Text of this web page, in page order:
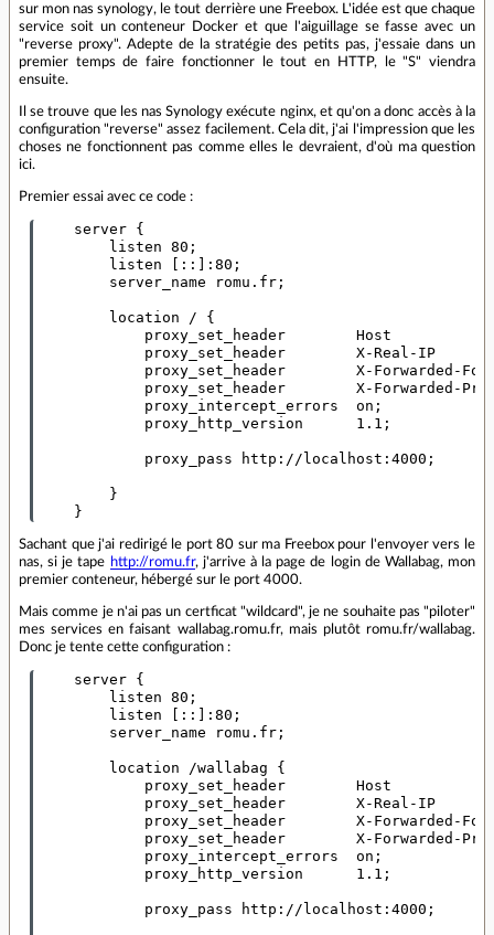
sur mon nas synology, le tout derrière une Freebox. L'idée est que chaque
service soit un conteneur Docker et que l'aiguillage se fasse avec un
"reverse proxy". Adepte de la stratégie des petits pas, j'essaie dans un
premier temps de faire fonctionner le tout en HTTP, le "S" viendra
ensuite.
Il se trouve que les nas Synology exécute nginx, et qu'on a donc accès à la
configuration "reverse" assez facilement. Cela dit, j'ai l'impression que les
choses ne fonctionnent pas comme elles le devraient, d'où ma question
ici.
Premier essai avec ce code :
    server {
        listen 80;
        listen [::]:80;
        server_name romu.fr;
        location / {
proxy_set_header        Host
proxy_set_header        X-Real-IP
proxy_set_header        X-Forwarded-
proxy_set_header        X-Forwarded-
            proxy_intercept_errors  on;
            proxy_http_version      1.1;
            proxy_pass http://localhost:4000;
        }
Sachant que j'ai redirigé le port 80 sur ma Freebox pour l'envoyer vers le
nas, si je tape http://romu.fr, j'arrive à la page de login de Wallabag, mon
premier conteneur, hébergé sur le port 4000.
Mais comme je n'ai pas un certficat "wildcard", je ne souhaite pas "piloter"
mes services en faisant wallabag.romu.fr, mais plutôt romu.fr/wallabag.
Donc je tente cette configuration :
    server {
        listen 80;
        listen [::]:80;
        server_name romu.fr;
        location /wallabag {
proxy_set_header        Host
proxy_set_header        X-Real-IP
proxy_set_header        X-Forwarded-
proxy_set_header        X-Forwarded-
            proxy_intercept_errors  on;
            proxy_http_version      1.1;
            proxy_pass http://localhost:4000;